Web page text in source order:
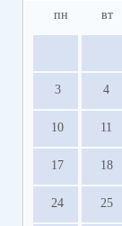
пн вт
3 4
10 11
17 18
24 25